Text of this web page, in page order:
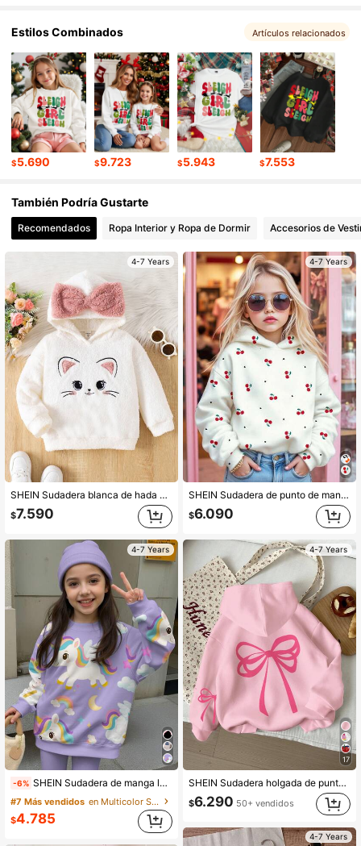
4,95 426K Seguidores
4,95 426K Seguidores
4,95 426K Seguidores
426K Seguidores
4,95 426K Seguidores
426K Seguidores
Estilos Combinados Artículos relacionados
$5.690 $9.723 $5.943 $7.553
También Podría Gustarte
Recomendados Ropa Interior y Ropa de Dormir Accesorios de
4-7 Years
SHEIN Sudadera blanca de hada de otoño para niña pequeña, con bordado de dibujos animados lindos, bloques de color, lazo y capucha, manga larga, top cálido de invierno para Navidad a juego en familia
$7.590
4-7 Years
-6% SHEIN Sudadera de manga larga con cuello redondo y ajuste holgado para niñas pequeñas Happikins, con estampado de arcoíris de dibujos animados lindos, color lavanda, para invierno, escuela, boda, top de punto de otoño
#7 Más vendidos
en Multicolor Sudaderas para niñas
$4.785
4-7 Years
SHEIN Sudadera de punto de manga larga para niña joven, color blanco crema, con estampado retro lindo de mini cerezas, cuello redondo, corte holgado casual, para otoño, regreso a clases, escuela y verano
$6.090
4-7 Years
17
SHEIN Sudadera holgada de punto de manga larga, cuello redondo, cómoda, con decoración de lazo, estilo casual y lindo, color crema rosa, adecuada para otoño/invierno
$6.290 50+ vendidos
4-7 Years